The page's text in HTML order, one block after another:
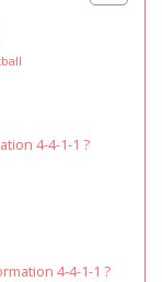
4-4-1-1 ?
4-4-1-1 ?